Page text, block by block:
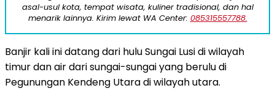
asal-usul kota, tempat wisata, kuliner tradisional, dan hal
menarik lainnya. Kirim lewat WA Center: 085315557788.
Banjir kali ini datang dari hulu Sungai Lusi di wilayah
timur dan air dari sungai-sungai yang berulu di
Pegunungan Kendeng Utara di wilayah utara.